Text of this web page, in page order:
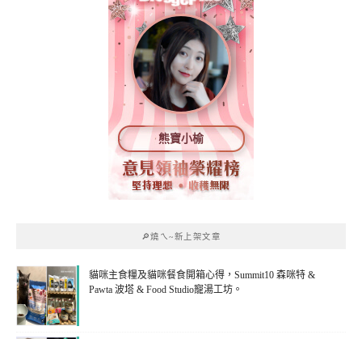
熊寶小榆
🔎燒ㄟ~新上架文章
貓咪主食糧及貓咪餐食開箱心得，Summit10 森咪特 &
Pawta 波塔 & Food Studio寵湯工坊。